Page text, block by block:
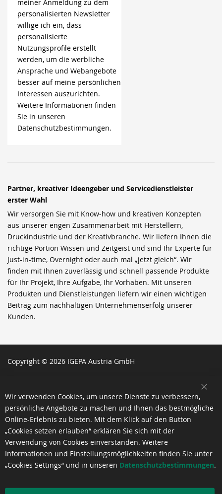
meiner Anmeldung zu dem
personalisierten Newsletter
willige ich ein, dass
personalisierte
Nutzungsprofile erstellt
werden, um die werbliche
Ansprache und Webangebote
besser auf meine persönlichen
Interessen auszurichten.
Weitere Informationen finden
Sie in unseren
Datenschutzbestimmungen.
Partner, kreativer Ideengeber und Servicedienstleister
erster Wahl
Wir versorgen Sie mit Know-how und kreativen Konzepten
aus unserer engen Zusammenarbeit mit Herstellern,
Druckindustrie und der Kreativbranche. Wir liefern Ihnen die
richtige Portion Wissen und Zeitgeist und sind Ihr Experte für
Just-in-time, Overnight oder auch mal „jetzt gleich“. Wir
finden mit Ihnen zuverlässig und schnell passende Produkte
für Ihr Projekt, Ihre Aufgabe, Ihr Vorhaben. Mit unseren
Produkten und Dienstleistungen liefern wir einen wichtigen
Beitrag zum nachhaltigen Unternehmenserfolg unserer
Kunden.
Copyright © 2026 IGEPA Austria GmbH
Wir verwenden Cookies, um unsere Dienste zu verbessern,
persönliche Angebote zu machen und Ihnen das bestmögliche
Online-Erlebnis zu bieten. Mit dem Klick auf den Button
„Cookies setzen erlauben“ erklären Sie sich mit der
Verwendung von Cookies einverstanden. Weitere
Informationen und Einstellungsmöglichkeiten finden Sie unter
„Cookies Settings“ und in unseren Datenschutzbestimmungen.